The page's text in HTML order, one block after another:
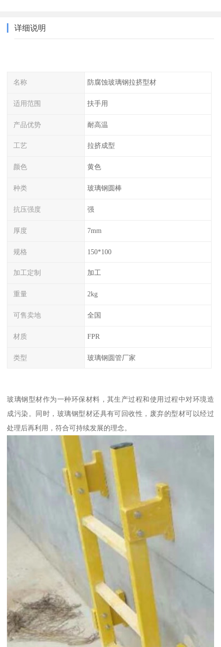
详细说明
名称 防腐蚀玻璃钢拉挤型材
适用范围 扶手用
产品优势 耐高温
工艺 拉挤成型
颜色 黄色
种类 玻璃钢圆棒
抗压强度 强
厚度 7mm
规格 150*100
加工定制 加工
重量 2kg
可售卖地 全国
材质 FPR
类型 玻璃钢圆管厂家
玻璃钢型材作为一种环保材料，其生产过程和使用过程中对环境造
成污染。同时，玻璃钢型材还具有可回收性，废弃的型材可以经过
处理后再利用，符合可持续发展的理念。